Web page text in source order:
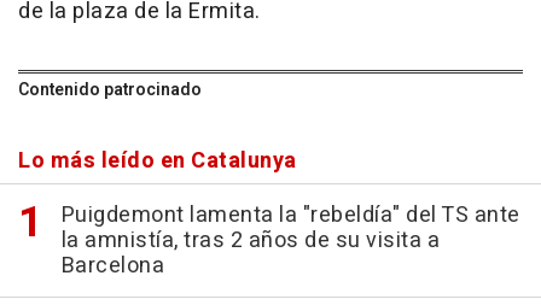
de la plaza de la Ermita.
Contenido patrocinado
Lo más leído en Catalunya
Puigdemont lamenta la "rebeldía" del TS ante
la amnistía, tras 2 años de su visita a
Barcelona